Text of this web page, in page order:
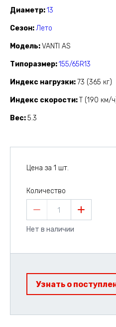
Диаметр 13
Сезон Лето
Модель VANTI AS
Типоразмер 155/65R13
Индекс нагрузки 73 (365 кг)
Индекс скорости T (190 км/
Вес 5.3
Цена за 1 шт.
Количество
1
Нет в наличии
Узнать о